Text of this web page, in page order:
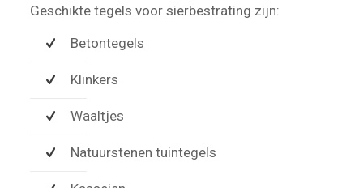
Geschikte tegels voor sierbestrating zijn:
Betontegels
Klinkers
Waaltjes
Natuurstenen tuintegels